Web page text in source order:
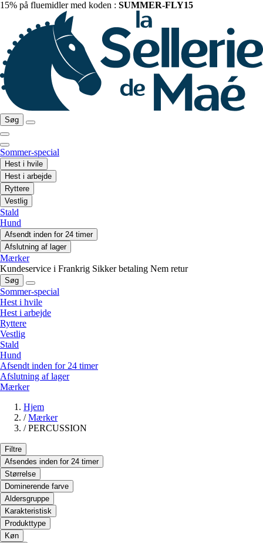
15% på fluemidler med koden : SUMMER-FLY15
Søg
Sommer-special
Hest i hvile
Hest i arbejde
Ryttere
Vestlig
Stald
Hund
Afsendt inden for 24 timer
Afslutning af lager
Mærker
Kundeservice i Frankrig Sikker betaling Nem retur
Søg
Sommer-special
Hest i hvile
Hest i arbejde
Ryttere
Vestlig
Stald
Hund
Afsendt inden for 24 timer
Afslutning af lager
Mærker
Hjem
/ Mærker
/ PERCUSSION
Filtre
Afsendes inden for 24 timer
Størrelse
Dominerende farve
Aldersgruppe
Karakteristisk
Produkttype
Køn